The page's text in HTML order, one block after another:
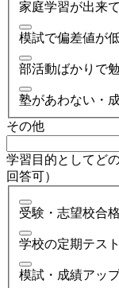
家庭学習が出来
模試で偏差値が
部活動ばかりで
塾があわない・
その他
学習目的としてど
回答可）
受験・志望校合
学校の定期テス
模試・成績アッ